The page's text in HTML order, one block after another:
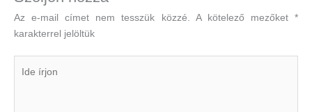
Az e-mail címet nem tesszük közzé. A kötelező mezőket*
karakterrel jelöltük